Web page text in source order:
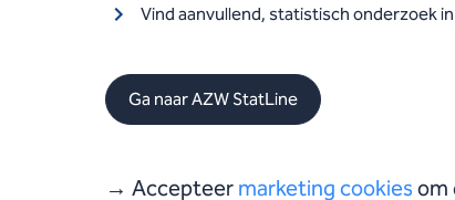
Vind aanvullend, statistisch onderzoek
Ga naar AZW StatLine
→ Accepteer marketing cookies om